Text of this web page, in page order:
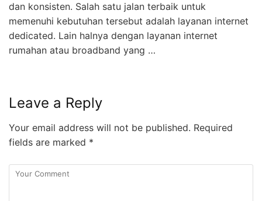
dan konsisten. Salah satu jalan terbaik untuk
memenuhi kebutuhan tersebut adalah layanan internet
dedicated. Lain halnya dengan layanan internet
rumahan atau broadband yang …
Leave a Reply
Your email address will not be published. Required
fields are marked *